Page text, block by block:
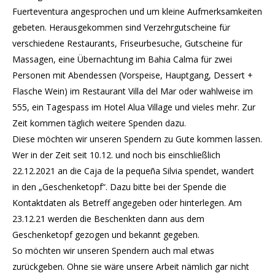
Fuerteventura angesprochen und um kleine Aufmerksamkeiten
gebeten. Herausgekommen sind Verzehrgutscheine für
verschiedene Restaurants, Friseurbesuche, Gutscheine für
Massagen, eine Übernachtung im Bahia Calma für zwei
Personen mit Abendessen (Vorspeise, Hauptgang, Dessert +
Flasche Wein) im Restaurant Villa del Mar oder wahlweise im
555, ein Tagespass im Hotel Alua Village und vieles mehr. Zur
Zeit kommen täglich weitere Spenden dazu.
Diese möchten wir unseren Spendern zu Gute kommen lassen.
Wer in der Zeit seit 10.12. und noch bis einschließlich
22.12.2021 an die Caja de la pequeña Silvia spendet, wandert
in den „Geschenketopf“. Dazu bitte bei der Spende die
Kontaktdaten als Betreff angegeben oder hinterlegen. Am
23.12.21 werden die Beschenkten dann aus dem
Geschenketopf gezogen und bekannt gegeben.
So möchten wir unseren Spendern auch mal etwas
zurückgeben. Ohne sie wäre unsere Arbeit nämlich gar nicht